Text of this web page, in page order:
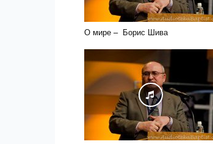
О мире – Борис Шива